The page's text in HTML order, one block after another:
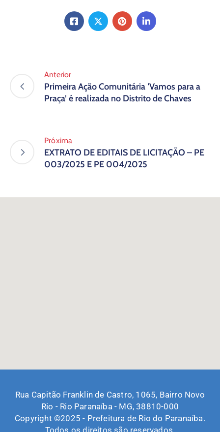
Anterior
Primeira Ação Comunitária ‘Vamos para a
Praça’ é realizada no Distrito de Chaves
Próxima
EXTRATO DE EDITAIS DE LICITAÇÃO – PE
003/2025 E PE 004/2025
Rua Capitão Franklin de Castro, 1065, Bairro Novo
Rio - Rio Paranaíba - MG, 38810-000
Copyright ©2025 - Prefeitura de Rio do Paranaíba.
Todos os direitos são reservados.